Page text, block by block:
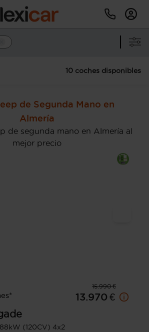
10 coches disponibles
de Segunda Mano en
Almería
de segunda mano en Almería al
mejor precio
15.990 €
13.970 €
(120CV) 4x2